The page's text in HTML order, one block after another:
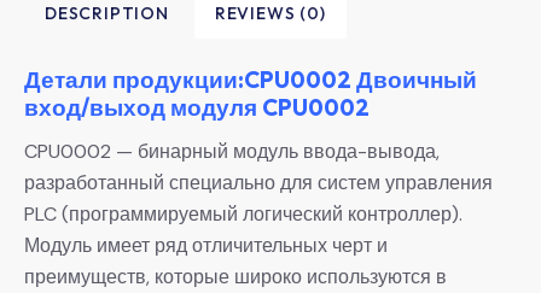
DESCRIPTION REVIEWS (0)
Детали продукции:CPU0002 Двоичный
вход/выход модуля CPU0002
CPU0002 — бинарный модуль ввода-вывода,
разработанный специально для систем управления
PLC (программируемый логический контроллер).
Модуль имеет ряд отличительных черт и
преимуществ, которые широко используются в